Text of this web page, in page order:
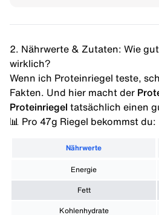
2. Nährwerte & Zutaten: Wie
wirklich?
Wenn ich Proteinriegel teste,
Fakten. Und hier macht der
Proteinriegel tatsächlich einen
📊 Pro 47g Riegel bekommst du:
Nährwerte
Energie
Fett
Kohlenhydrate